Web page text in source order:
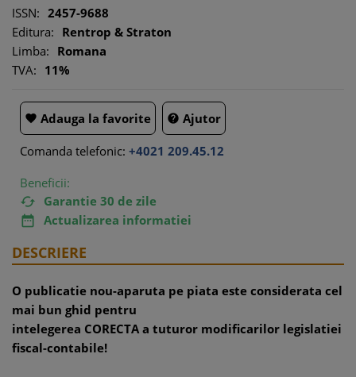
ISSN: 2457-9688
Editura: Rentrop & Straton
Limba: Romana
TVA: 11%
 Adauga la favorite  Ajutor
Comanda telefonic: +4021 209.45.12
Beneficii:
 Garantie 30 de zile
 Actualizarea informatiei
DESCRIERE
O publicatie nou-aparuta pe piata este considerata cel
mai bun ghid pentru
intelegerea CORECTA a tuturor modificarilor legislatiei
fiscal-contabile!